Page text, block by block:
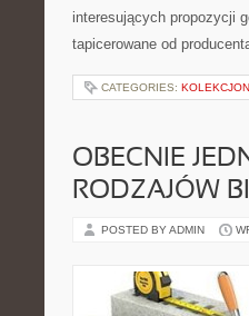
interesujących propozycji
tapicerowane od
CATEGORIES:
OBECNIE
RODZAJÓW
POSTED BY ADMIN